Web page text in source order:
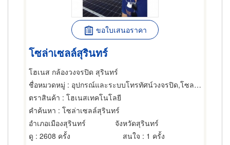
ขอใบเสนอราคา
โซล่าเซลล์สุรินทร์
โฮเนส กล้องวงจรปิด สุรินทร์
ชื่อหมวดหมู่ : อุปกรณ์และระบบโทรทัศน์วงจรปิด,โซลาร์เซล,โซลาร์เซล
ตราสินค้า : โฮเนสเทคโนโลยี
คำค้นหา : โซล่าเซลล์สุรินทร์
อำเภอเมืองสุรินทร์
จังหวัดสุรินทร์
ดู : 2608 ครั้ง สนใจ : 1 ครั้ง